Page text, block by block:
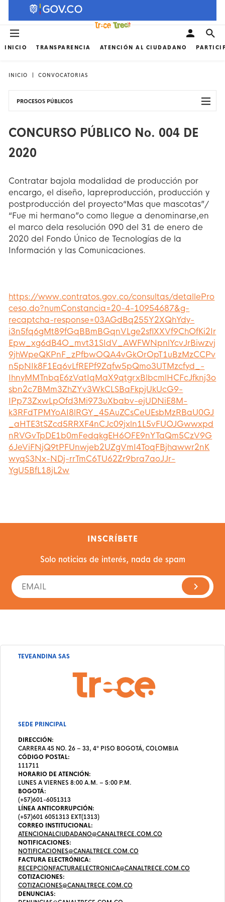
INICIO TRANSPARENCIA ATENCIÓN AL CIUDADANO
INICIO CONVOCATORIAS
PROCESOS PÚBLICOS
CONCURSO PÚBLICO No. 004 DE
2020
Contratar bajola modalidad de producción por
encargo, el diseño, lapreproducción, producción y
postproducción del proyecto“Mas que mascotas”/
“Fue mi hermano”o como llegue a denominarse,en
el marco dela resolución 090 del 31 de enero de
2020 del Fondo Único de Tecnologías de la
Información y las Comunicaciones.
https://www.contratos.gov.co/consultas/detallePro
ceso.do?numConstancia=20-4-10954687&g-
recaptcha-response=03AGdBq255Y2XQhYdy-
i3n5fq6gMt89fGqBBmBGqnVLge2sflXXVf9ChOfKi2Ir
Epw_xg6dB4O_mvt31SIdV_AWFWNpnlYcvJrBiwzvj
9jhWpeQKPnF_zPfbwOQA4vGkOrOpT1uBzMzCCPv
n5pNIk8F1Eq6vLfREPf9Zqfw5pQmo3UTMzcfyd_-
IhnyMMTnbqE6zVatIqMaX9qtgrxBlbcmlHCFcJfknj3o
sbn2c7BMm3ZhZYv3WkCLSBaFkpjUkUcG9-
IPp73ZxwLpOfd3Mi973uXbabv-ejUDNiE8M-
k3RFdTPMYoAI8lRGY_45AuZCsCeUEsbMzRBaU0GJ
_aHTE3tSZcd5RRXF4nCJc09jxln1L5vFUOJGwwxpd
nRVGvTpDE1b0mFedqkgEH6OFE9nYTaQm5CzV9G
6JeViFNjQ9tPFUnwjeb2UZgVmI4ToqFBjhawwr2nK
wyqS3Nx-NDj-rrTmC6TU62Zr9bra7aoJJr-
YgU5BfL18jL2w
INSCRÍBETE
Solo noticias de interés, nada de spam
TEVEANDINA SAS
SEDE PRINCIPAL
DIRECCIÓN:
CARRERA 45 NO. 26 – 33, 4º PISO BOGOTÁ, COLOMBIA
CÓDIGO POSTAL:
111711
HORARIO DE ATENCIÓN:
LUNES A VIERNES 8:00 A.M. – 5:00 P.M.
BOGOTÁ:
(+57)601-6051313
LÍNEA ANTICORRUPCIÓN:
(+57)601 6051313 EXT(1313)
CORREO INSTITUCIONAL:
ATENCIONALCIUDADANO@CANALTRECE.COM.CO
NOTIFICACIONES:
NOTIFICACIONES@CANALTRECE.COM.CO
FACTURA ELECTRÓNICA:
RECEPCIONFACTURAELECTRONICA@CANALTRECE.COM.CO
COTIZACIONES:
COTIZACIONES@CANALTRECE.COM.CO
DENUNCIAS: